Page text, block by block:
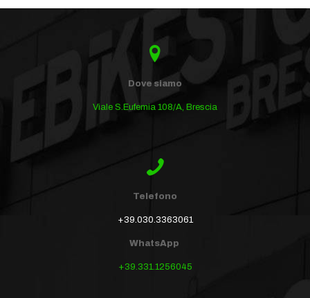
Dove siamo
Viale S.Eufemia 108/A, Brescia
Telefono
+39.030.3363061
WhatsApp
+39.331.1256045